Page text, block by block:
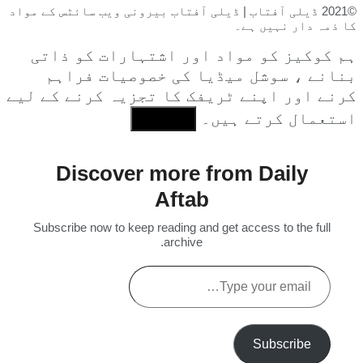
©2021 ڈیلی آفتاب | ڈیلی آفتاب بیرونی ویب سائٹس کے مواد
کا ذمہ دار نہیں ہے۔
ہم کوکیز کو مواد اور اشتہارات کو ذاتی
بنانے ، سوشل میڈیا کی خصوصیات فراہم
کرنے اور اپنے ٹریفک کا تجزیہ کرنے کے لیے
استعمال کرتے ہیں۔
Discover more from Daily
Aftab
Subscribe now to keep reading and get access to the full
archive.
Type
your
Subscribe